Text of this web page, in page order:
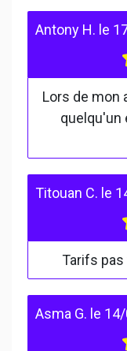
Antony H. le
Lors de mon
quelqu'un
Titouan C. le
Tarifs
Asma G. le